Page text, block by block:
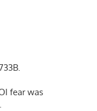
fear was